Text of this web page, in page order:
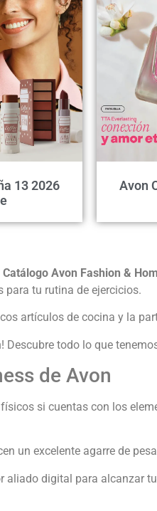
13 2026
Avon
Catálogo Avon Fashion &
para tu rutina de ejercicios.
artículos de cocina y la
todo lo que
de Avon
si cuentas con los
un excelente agarre de
digital para alcanzar